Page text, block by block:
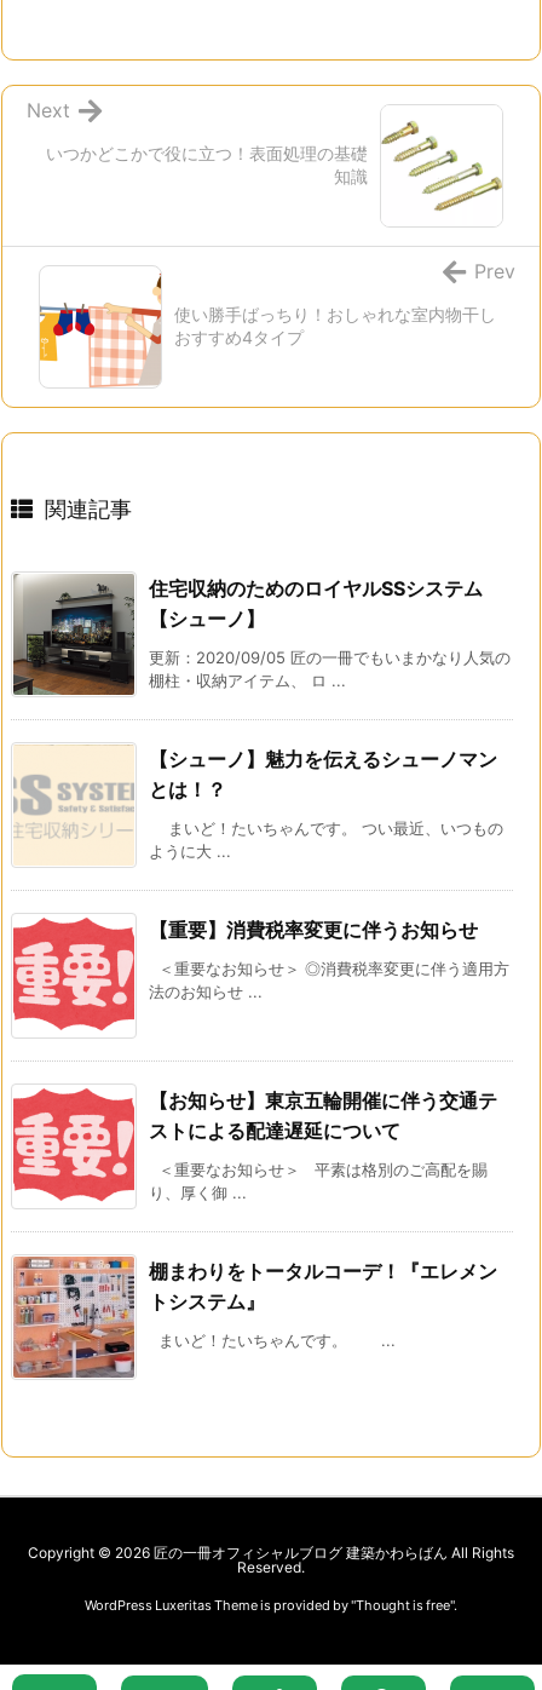
いつかどこかで役に立つ！表面処理の基礎
知識
Next
使い勝手ばっちり！おしゃれな室内物干し
おすすめ4タイプ
Prev
関連記事
住宅収納のためのロイヤルSSシステム
【シューノ】
更新：2020/09/05 匠の一冊でもいまかなり人気の
棚柱・収納アイテム、 ロ ...
【シューノ】魅力を伝えるシューノマン
とは！？
まいど！たいちゃんです。 つい最近、いつもの
ように大 ...
【重要】消費税率変更に伴うお知らせ
＜重要なお知らせ＞ ◎消費税率変更に伴う適用方
法のお知らせ ...
【お知らせ】東京五輪開催に伴う交通テ
ストによる配達遅延について
＜重要なお知らせ＞ 平素は格別のご高配を賜
り、厚く御 ...
棚まわりをトータルコーデ！『エレメン
トシステム』
まいど！たいちゃんです。 ...
Copyright © 2026 匠の一冊オフィシャルブログ 建築かわらばん All Rights
Reserved.
WordPress Luxeritas Theme is provided by "Thought is free".